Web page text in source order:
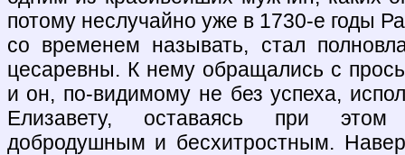
потому неслучайно уже в 1730-е годы
со временем называть, стал
цесаревны. К нему обращались с
и он, по-видимому не без успеха,
Елизавету, оставаясь при этом
добродушным и бесхитростным.